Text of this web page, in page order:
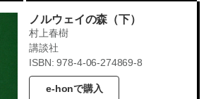
ノルウェイの森（下）
村上春樹
講談社
ISBN: 978-4-06-274869-8
e-honで購入